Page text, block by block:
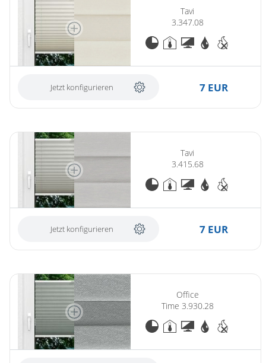
Tavi
3.347.08
Jetzt konfigurieren 7 EUR
Tavi
3.415.68
Jetzt konfigurieren 7 EUR
Office
Time 3.930.28